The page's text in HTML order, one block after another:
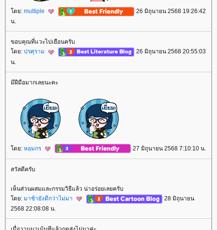
ดย: multiple
26 มิถุนายน 2568 19:26:42
น.
ขอบคุณ​ที่แวะไปเยือนครับ
ดย: ปรศุราม
26 มิถุนายน 2568 20:55:03
น.
มีฝีมือมากเลยนะคะ
ดย: หอมกร 27 มิถุนายน 2568 7:10:10 น.
สวัสดีครับ
เห็นส่วนผสมและกรรมวิธีแล้ว น่าอร่อยเลยครับ
ดย: มาช้ายังดีกว่าไม่มา
28 มิถุนายน
2568 22:08:08 น.